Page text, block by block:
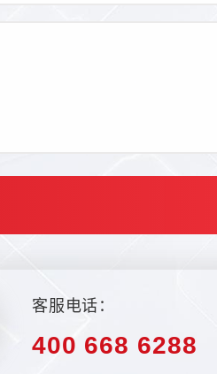
客服电话：
400 668 6288